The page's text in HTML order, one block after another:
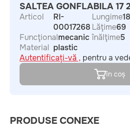
SALTEA GONFLABILA 17
Articol
RI-
00017268
Funcţionalmecanic
Material plastic
Lungime
Lăţime69
înălţime5
Autentificați-vă , pentru a
în coș
PRODUSE CONEXE